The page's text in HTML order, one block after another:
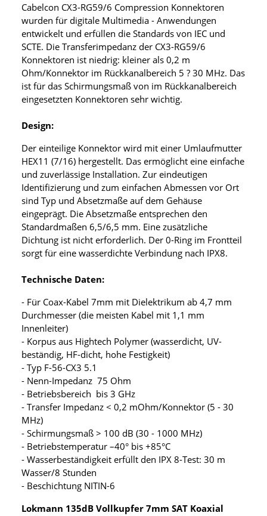
Cabelcon CX3-RG59/6 Compression Konnektoren
wurden für digitale Multimedia - Anwendungen
entwickelt und erfüllen die Standards von IEC und
SCTE. Die Transferimpedanz der CX3-RG59/6
Konnektoren ist niedrig: kleiner als 0,2 m
Ohm/Konnektor im Rückkanalbereich 5 ? 30 MHz. Das
ist für das Schirmungsmaß von im Rückkanalbereich
eingesetzten Konnektoren sehr wichtig.
Design:
Der einteilige Konnektor wird mit einer Umlaufmutter
HEX11 (7/16) hergestellt. Das ermöglicht eine einfache
und zuverlässige Installation. Zur eindeutigen
Identifizierung und zum einfachen Abmessen vor Ort
sind Typ und Absetzmaße auf dem Gehäuse
eingeprägt. Die Absetzmaße entsprechen den
Standardmaßen 6,5/6,5 mm. Eine zusätzliche
Dichtung ist nicht erforderlich. Der 0-Ring im Frontteil
sorgt für eine wasserdichte Verbindung nach IPX8.
Technische Daten:
- Für Coax-Kabel 7mm mit Dielektrikum ab 4,7 mm
Durchmesser (die meisten Kabel mit 1,1 mm
Innenleiter)
- Korpus aus Hightech Polymer (wasserdicht, UV-
beständig, HF-dicht, hohe Festigkeit)
- Typ F-56-CX3 5.1
- Nenn-Impedanz 75 Ohm
- Betriebsbereich bis 3 GHz
- Transfer Impedanz < 0,2 mOhm/Konnektor (5 - 30
MHz)
- Schirmungsmaß > 100 dB (30 - 1000 MHz)
- Betriebstemperatur –40° bis +85°C
- Wasserbeständigkeit erfüllt den IPX 8-Test: 30 m
Wasser/8 Stunden
- Beschichtung NITIN-6
Lokmann 135dB Vollkupfer 7mm SAT Koaxial